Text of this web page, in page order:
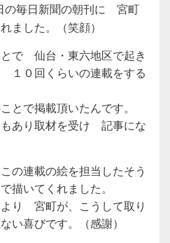
の毎日新聞の朝刊に 宮町
ました。（笑顔）
で 仙台・東六地区で起き
１０回くらいの連載をする
とで掲載頂いたんです。
あり取材を受け 記事にな
の連載の絵を担当したそう
描いてくれました。
り 宮町が、こうして取り
い喜びです。（感謝）